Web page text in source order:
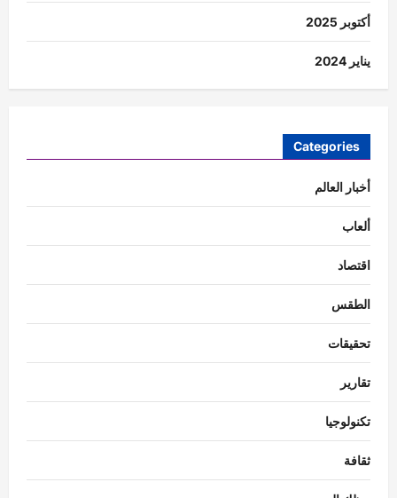
أكتوبر 2025
يناير 2024
Categories
أخبار العالم
ألعاب
اقتصاد
الطقس
تحقيقات
تقارير
تكنولوجيا
ثقافة